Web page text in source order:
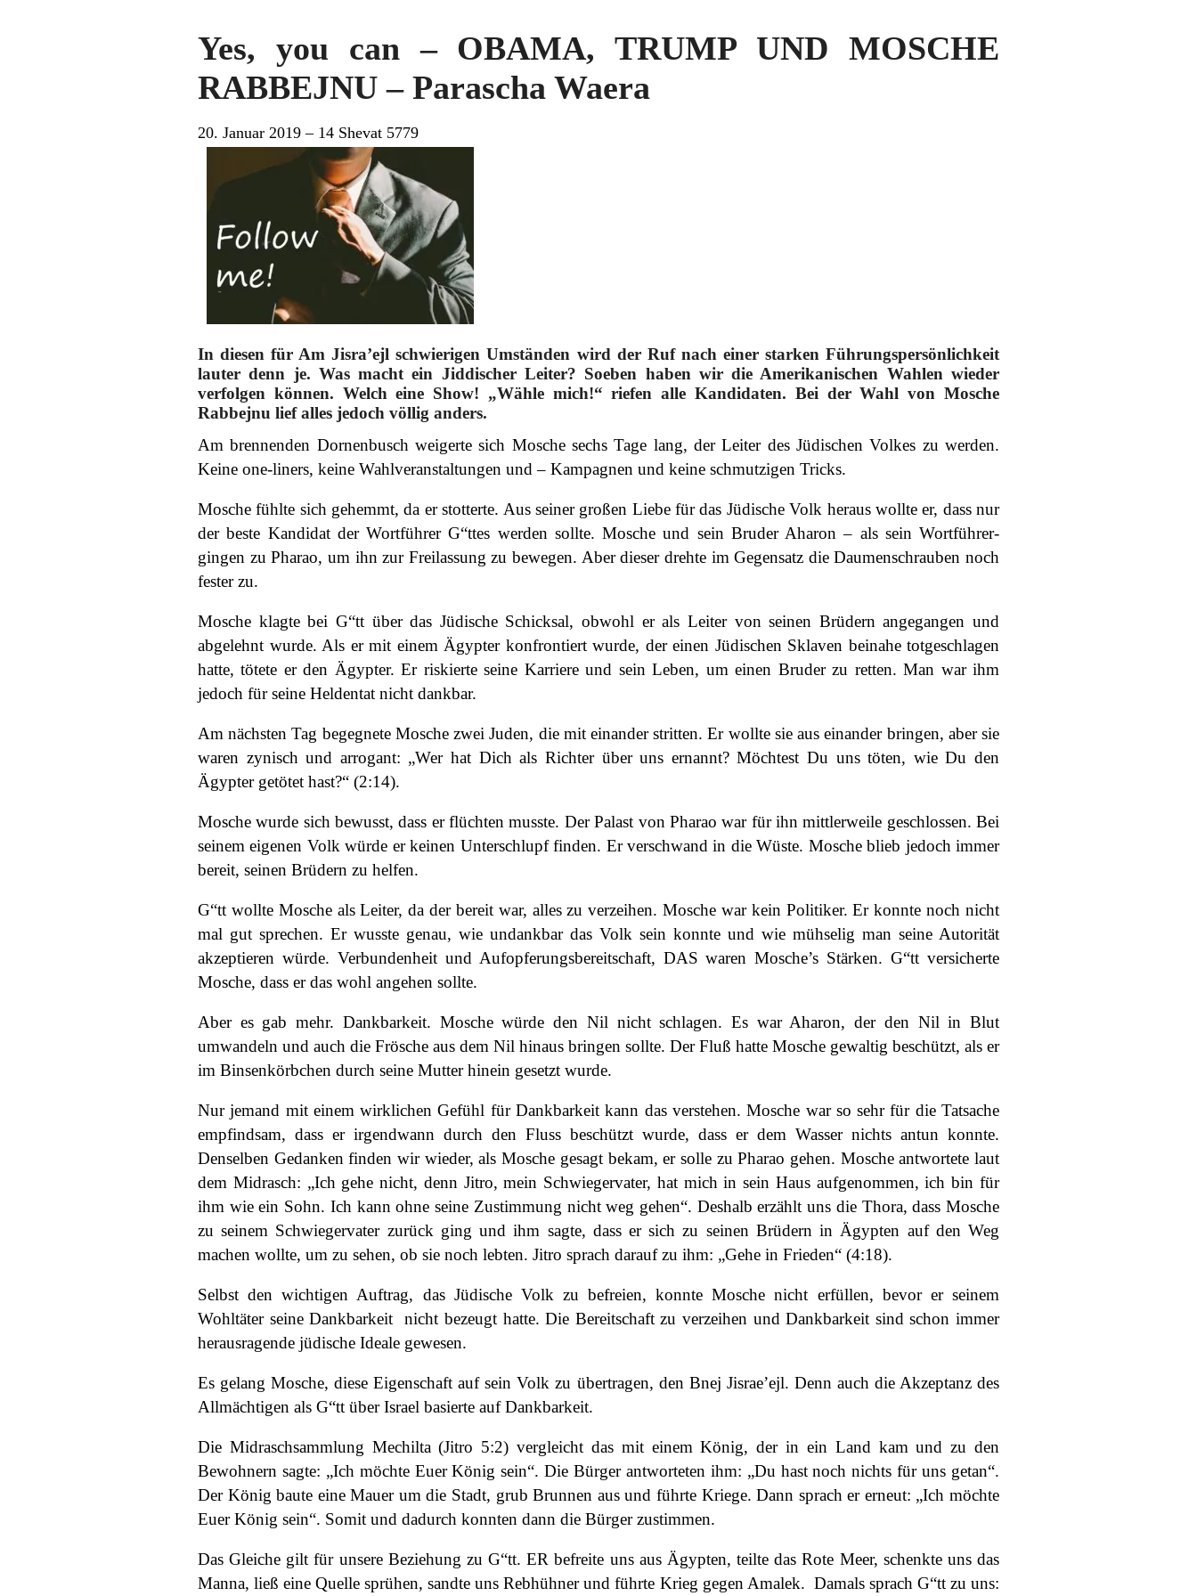
Yes, you can – OBAMA, TRUMP UND MOSCHE
RABBEJNU – Parascha Waera
20. Januar 2019 – 14 Shevat 5779
In diesen für Am Jisra’ejl schwierigen Umständen wird der Ruf nach einer starken Führungspersönlichkeit
lauter denn je. Was macht ein Jiddischer Leiter? Soeben haben wir die Amerikanischen Wahlen wieder
verfolgen können. Welch eine Show! „Wähle mich!“ riefen alle Kandidaten. Bei der Wahl von Mosche
Rabbejnu lief alles jedoch völlig anders.
Am brennenden Dornenbusch weigerte sich Mosche sechs Tage lang, der Leiter des Jüdischen Volkes zu werden.
Keine one-liners, keine Wahlveranstaltungen und – Kampagnen und keine schmutzigen Tricks.
Mosche fühlte sich gehemmt, da er stotterte. Aus seiner großen Liebe für das Jüdische Volk heraus wollte er, dass nur
der beste Kandidat der Wortführer G“ttes werden sollte. Mosche und sein Bruder Aharon – als sein Wortführer-
gingen zu Pharao, um ihn zur Freilassung zu bewegen. Aber dieser drehte im Gegensatz die Daumenschrauben noch
fester zu.
Mosche klagte bei G“tt über das Jüdische Schicksal, obwohl er als Leiter von seinen Brüdern angegangen und
abgelehnt wurde. Als er mit einem Ägypter konfrontiert wurde, der einen Jüdischen Sklaven beinahe totgeschlagen
hatte, tötete er den Ägypter. Er riskierte seine Karriere und sein Leben, um einen Bruder zu retten. Man war ihm
jedoch für seine Heldentat nicht dankbar.
Am nächsten Tag begegnete Mosche zwei Juden, die mit einander stritten. Er wollte sie aus einander bringen, aber sie
waren zynisch und arrogant: „Wer hat Dich als Richter über uns ernannt? Möchtest Du uns töten, wie Du den
Ägypter getötet hast?“ (2:14).
Mosche wurde sich bewusst, dass er flüchten musste. Der Palast von Pharao war für ihn mittlerweile geschlossen. Bei
seinem eigenen Volk würde er keinen Unterschlupf finden. Er verschwand in die Wüste. Mosche blieb jedoch immer
bereit, seinen Brüdern zu helfen.
G“tt wollte Mosche als Leiter, da der bereit war, alles zu verzeihen. Mosche war kein Politiker. Er konnte noch nicht
mal gut sprechen. Er wusste genau, wie undankbar das Volk sein konnte und wie mühselig man seine Autorität
akzeptieren würde. Verbundenheit und Aufopferungsbereitschaft, DAS waren Mosche’s Stärken. G“tt versicherte
Mosche, dass er das wohl angehen sollte.
Aber es gab mehr. Dankbarkeit. Mosche würde den Nil nicht schlagen. Es war Aharon, der den Nil in Blut
umwandeln und auch die Frösche aus dem Nil hinaus bringen sollte. Der Fluß hatte Mosche gewaltig beschützt, als er
im Binsenkörbchen durch seine Mutter hinein gesetzt wurde.
Nur jemand mit einem wirklichen Gefühl für Dankbarkeit kann das verstehen. Mosche war so sehr für die Tatsache
empfindsam, dass er irgendwann durch den Fluss beschützt wurde, dass er dem Wasser nichts antun konnte.
Denselben Gedanken finden wir wieder, als Mosche gesagt bekam, er solle zu Pharao gehen. Mosche antwortete laut
dem Midrasch: „Ich gehe nicht, denn Jitro, mein Schwiegervater, hat mich in sein Haus aufgenommen, ich bin für
ihm wie ein Sohn. Ich kann ohne seine Zustimmung nicht weg gehen“. Deshalb erzählt uns die Thora, dass Mosche
zu seinem Schwiegervater zurück ging und ihm sagte, dass er sich zu seinen Brüdern in Ägypten auf den Weg
machen wollte, um zu sehen, ob sie noch lebten. Jitro sprach darauf zu ihm: „Gehe in Frieden“ (4:18).
Selbst den wichtigen Auftrag, das Jüdische Volk zu befreien, konnte Mosche nicht erfüllen, bevor er seinem
Wohltäter seine Dankbarkeit nicht bezeugt hatte. Die Bereitschaft zu verzeihen und Dankbarkeit sind schon immer
herausragende jüdische Ideale gewesen.
Es gelang Mosche, diese Eigenschaft auf sein Volk zu übertragen, den Bnej Jisrae’ejl. Denn auch die Akzeptanz des
Allmächtigen als G“tt über Israel basierte auf Dankbarkeit.
Die Midraschsammlung Mechilta (Jitro 5:2) vergleicht das mit einem König, der in ein Land kam und zu den
Bewohnern sagte: „Ich möchte Euer König sein“. Die Bürger antworteten ihm: „Du hast noch nichts für uns getan“.
Der König baute eine Mauer um die Stadt, grub Brunnen aus und führte Kriege. Dann sprach er erneut: „Ich möchte
Euer König sein“. Somit und dadurch konnten dann die Bürger zustimmen.
Das Gleiche gilt für unsere Beziehung zu G“tt. ER befreite uns aus Ägypten, teilte das Rote Meer, schenkte uns das
Manna, ließ eine Quelle sprühen, sandte uns Rebhühner und führte Krieg gegen Amalek. Damals sprach G“tt zu uns: